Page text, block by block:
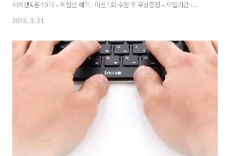
터치펜&폰 10대 - 체험단 혜택 : 미션 1회 수행 후 무상증정 - 모집기간 :
2013년 3월 21일(목)~3월 31일(일)까지 - 발표일 : 2012년 4월 1일(월) -
블로그나 카페에 스크랩 2) 신청하기 클릭 후 내용입력 [신청하기]
2013. 3. 21.